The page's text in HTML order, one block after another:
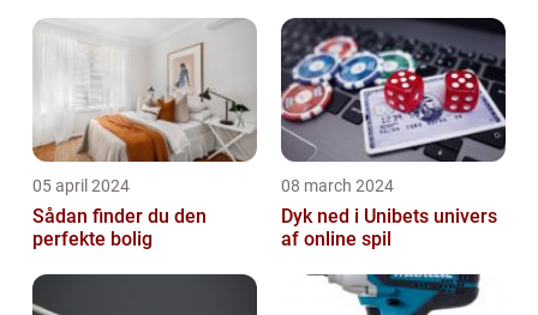
05 april 2024
Sådan finder du den
perfekte bolig
08 march 2024
Dyk ned i Unibets univers
af online spil